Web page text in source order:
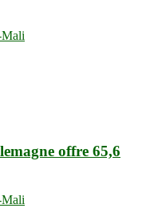
offre 65,6